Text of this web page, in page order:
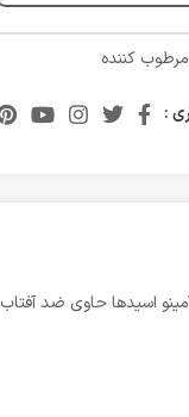
کننده
:
اسیدها حاوی ضد آفتاب